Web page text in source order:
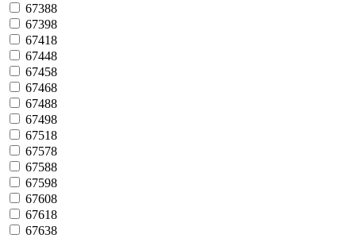
67388
67398
67418
67448
67458
67468
67488
67498
67518
67578
67588
67598
67608
67618
67638